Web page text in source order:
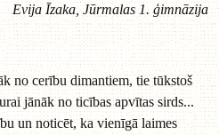
Evija Īzaka, Jūrmalas 1. ģimnāzija
cerību dimantiem, tie tūkstoš
jānāk no ticības apvītas sirds...
un noticēt, ka vienīgā laimes